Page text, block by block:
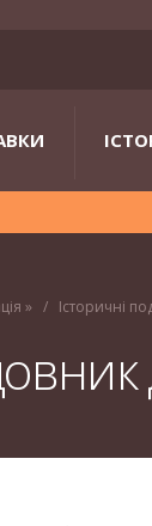
» Історичні